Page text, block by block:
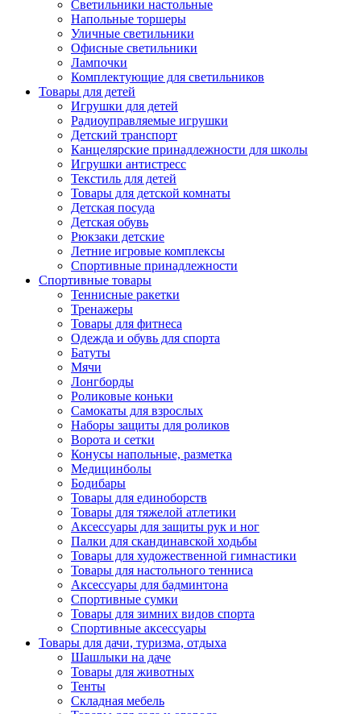
Светильники настольные
Напольные торшеры
Уличные светильники
Офисные светильники
Лампочки
Комплектующие для светильников
Товары для детей
Игрушки для детей
Радиоуправляемые игрушки
Детский транспорт
Канцелярские принадлежности для школы
Игрушки антистресс
Текстиль для детей
Товары для детской комнаты
Детская посуда
Детская обувь
Рюкзаки детские
Летние игровые комплексы
Спортивные принадлежности
Спортивные товары
Теннисные ракетки
Тренажеры
Товары для фитнеса
Одежда и обувь для спорта
Батуты
Мячи
Лонгборды
Роликовые коньки
Самокаты для взрослых
Наборы защиты для роликов
Ворота и сетки
Конусы напольные, разметка
Медицинболы
Бодибары
Товары для единоборств
Товары для тяжелой атлетики
Аксессуары для защиты рук и ног
Палки для скандинавской ходьбы
Товары для художественной гимнастики
Товары для настольного тенниса
Аксессуары для бадминтона
Спортивные сумки
Товары для зимних видов спорта
Спортивные аксессуары
Товары для дачи, туризма, отдыха
Шашлыки на даче
Товары для животных
Тенты
Складная мебель